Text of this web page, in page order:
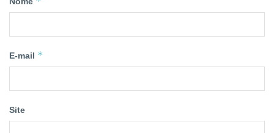
E-mail *
Site